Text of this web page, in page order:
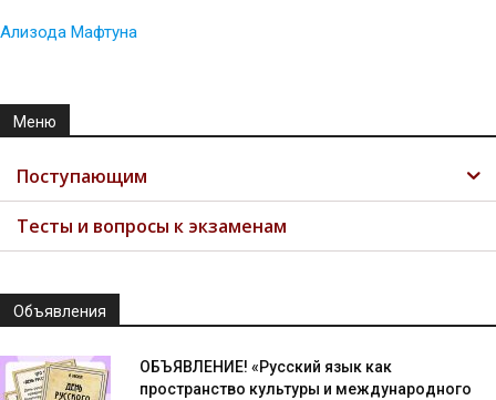
Ализода Мафтуна
Меню
Поступающим
Тесты и вопросы к экзаменам
Объявления
ОБЪЯВЛЕНИЕ! «Русский язык как
пространство культуры и международного